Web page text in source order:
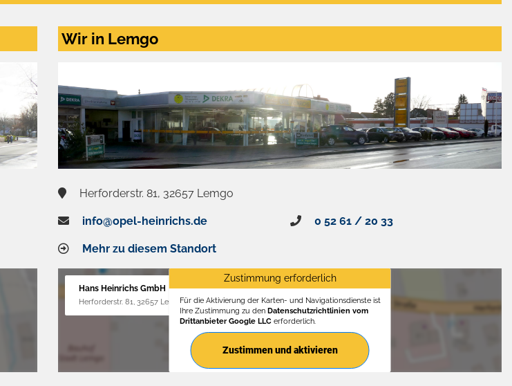
Wir in Lemgo
Herforderstr. 81, 32657 Lemgo
info@opel-heinrichs.de 0 52 61 / 20 33
Mehr zu diesem Standort
Hans Heinrichs GmbH
Herforderstr. 81, 32657 Lemgo
Zustimmung erforderlich
Für die Aktivierung der Karten- und Navigationsdienste ist
Ihre Zustimmung zu den Datenschutzrichtlinien vom
Drittanbieter Google LLCerforderlich.
Zustimmen und aktivieren